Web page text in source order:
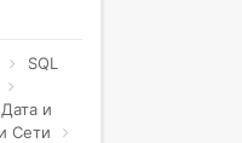
SQL
Дата и
Сети